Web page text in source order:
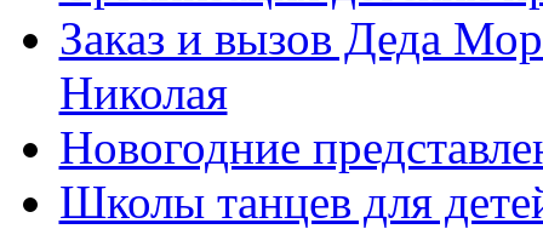
Заказ и вызов Деда
Николая
Новогодние
Школы танцев для